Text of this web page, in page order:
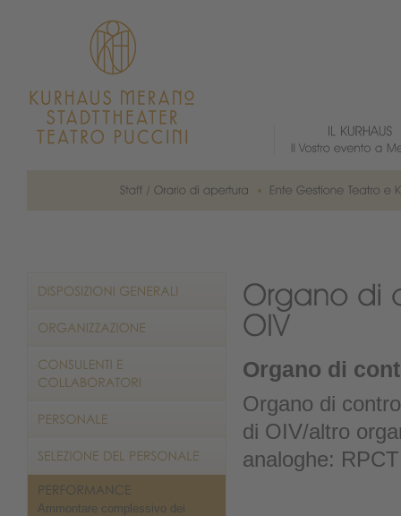
Ammontare complessivo dei
Organo di
Organo di
di OIV/altro
analoghe: